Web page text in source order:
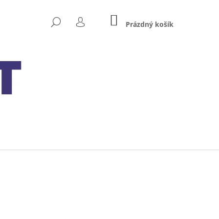
HLEDAT
PŘIHLÁŠENÍ
NÁKUPNÍ
KOŠÍK
Prázdný košík